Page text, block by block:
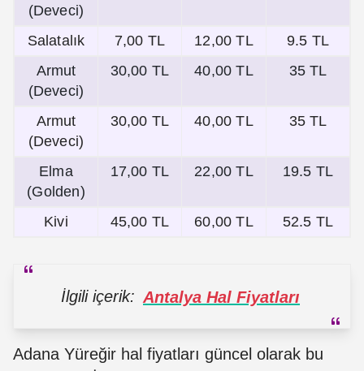
(Deveci)
Salatalık 7,00 TL 12,00 TL
9.5 TL
Armut
(Deveci)
30,00 TL 40,00 TL 35 TL
Armut
(Deveci)
30,00 TL 40,00 TL 35 TL
Elma
(Golden)
17,00 TL 22,00 TL 19.5 TL
Kivi 45,00 TL 60,00 TL 52.5 TL
İlgili içerik: Antalya Hal Fiyatları
Adana Yüreğir hal fiyatları güncel olarak bu